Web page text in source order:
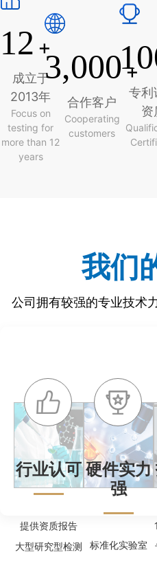
12 +
成立于
2013年
Focus on
testing for
more than 12
years
3,000+
合作客户
Cooperating
customers
专利
资
我们
公司拥有较强的专业技术
行业认可
提供资质报告
大型研究型检测
硬件实力
强
标准化实验室